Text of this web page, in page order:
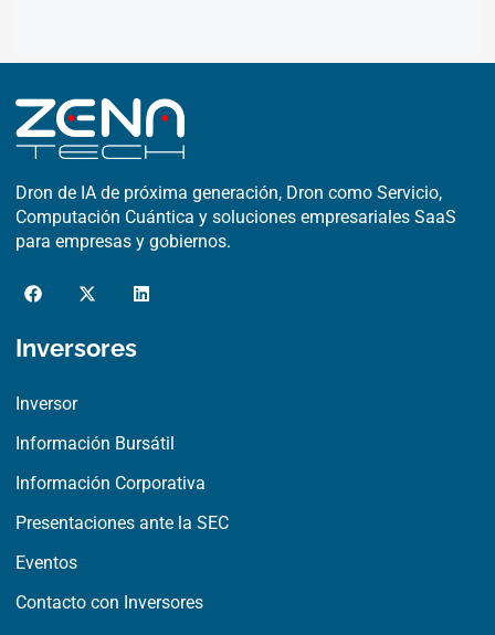
Dron de IA de próxima generación, Dron como Servicio,
Computación Cuántica y soluciones empresariales SaaS
para empresas y gobiernos.
F
a
b
k
X
-
i
L
i
Inversores
Inversor
Información Bursátil
Información Corporativa
Presentaciones ante la SEC
Eventos
Contacto con Inversores